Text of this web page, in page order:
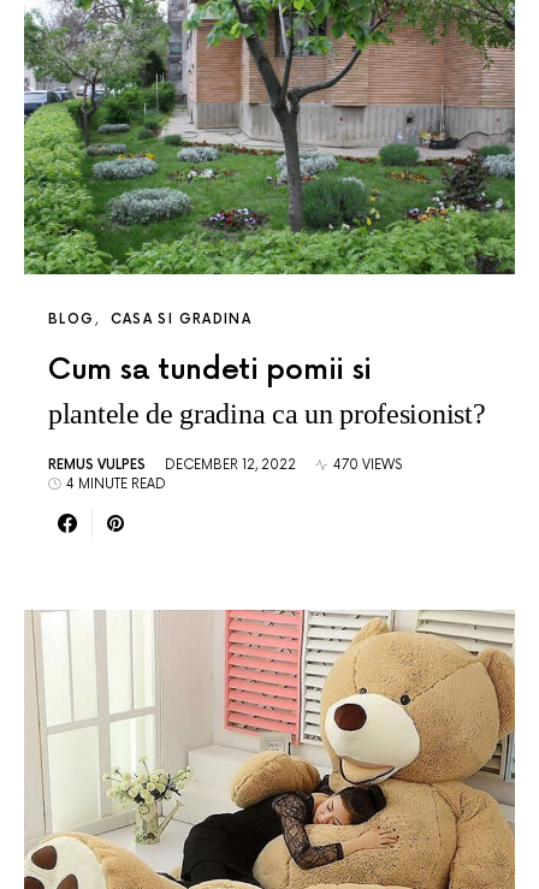
BLOG CASA SI GRADINA
Cum sa tundeti pomii si
plantele de gradina ca un profesionist?
REMUS VULPES DECEMBER 12, 2022
470 VIEWS
4 MINUTE READ